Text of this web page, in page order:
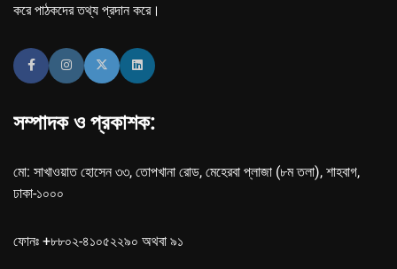
করে পাঠকদের তথ্য প্রদান করে।
সম্পাদক ও প্রকাশক:
মো: সাখাওয়াত হোসেন ৩৩, তোপখানা রোড, মেহেরবা প্লাজা (৮ম তলা), শাহবাগ,
ঢাকা-১০০০
ফোনঃ +৮৮০২-৪১০৫২২৯০ অথবা ৯১